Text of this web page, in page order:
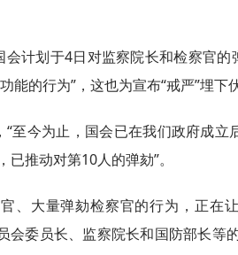
会计划于4日对监察院长和检察官
能的行为”，这也为宣布“戒严”埋下伏
“至今为止，国会已在我们政府成
推动对第10人的弹劾”。
、大量弹劾检察官的行为，正在
会委员长、监察院长和国防部长等